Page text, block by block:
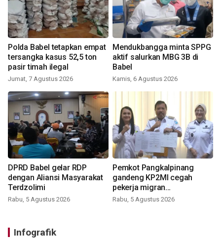
Polda Babel tetapkan empat
tersangka kasus 52,5 ton
pasir timah ilegal
Jumat, 7 Agustus 2026
Mendukbangga minta SPPG
aktif salurkan MBG 3B di
Babel
Kamis, 6 Agustus 2026
DPRD Babel gelar RDP
dengan Aliansi Masyarakat
Terdzolimi
Rabu, 5 Agustus 2026
Pemkot Pangkalpinang
gandeng KP2MI cegah
pekerja migran
nonprosedural
Rabu, 5 Agustus 2026
Infografik